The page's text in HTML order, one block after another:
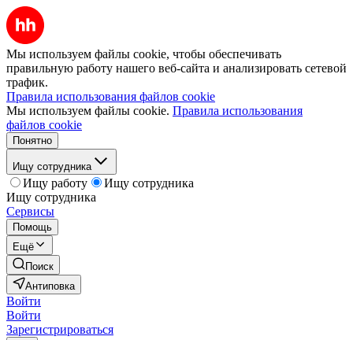
Мы используем файлы cookie, чтобы обеспечивать
правильную работу нашего веб-сайта и анализировать сетевой
трафик.
Правила использования файлов cookie
Мы используем файлы cookie. Правила использования
файлов cookie
Понятно
Ищу сотрудника
Ищу работу
Ищу сотрудника
Ищу сотрудника
Сервисы
Помощь
Ещё
Поиск
Антиповка
Войти
Войти
Зарегистрироваться